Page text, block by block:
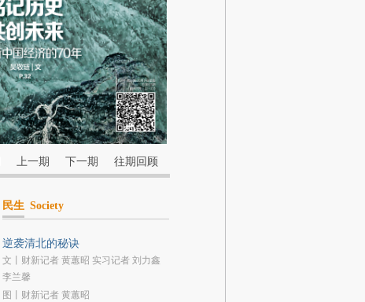
上一期 下一期 往期回顾
民生 Society
逆袭清北的秘诀
文丨财新记者 黄蕙昭 实习记者 刘力鑫
李兰馨
图丨财新记者 黄蕙昭